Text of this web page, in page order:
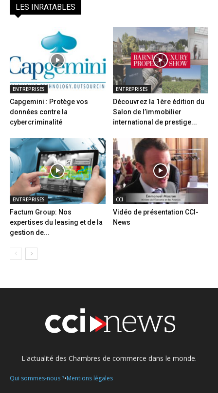
LES INRATABLES
ENTREPRISES
Capgemini : Protège vos
données contre la
cybercriminalité
ENTREPRISES
Découvrez la 1ère édition du
Salon de l’immobilier
international de prestige...
ENTREPRISES
Factum Group: Nos
expertises du leasing et de la
gestion de...
CCI
Vidéo de présentation CCI-
News
L'actualité des Chambres de commerce dans le monde.
Qui sommes-nous ?•Mentions légales